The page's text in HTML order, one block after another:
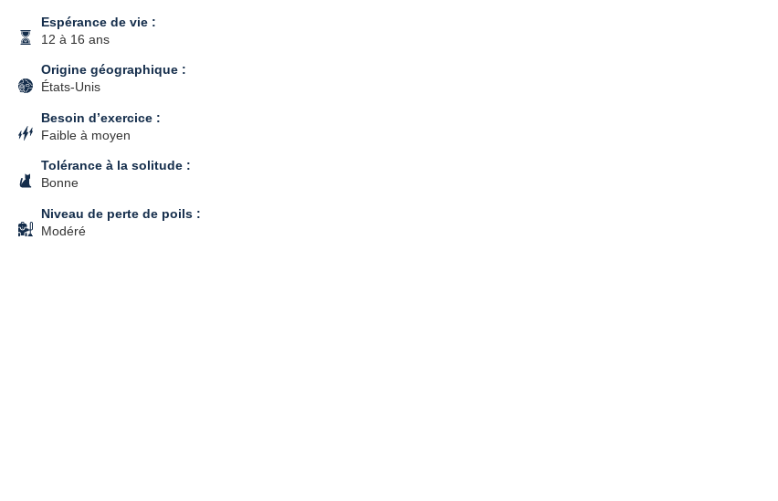
Espérance de vie :
12 à 16 ans
Origine géographique :
États-Unis
Besoin d’exercice :
Faible à moyen
Tolérance à la solitude :
Bonne
Niveau de perte de poils :
Modéré